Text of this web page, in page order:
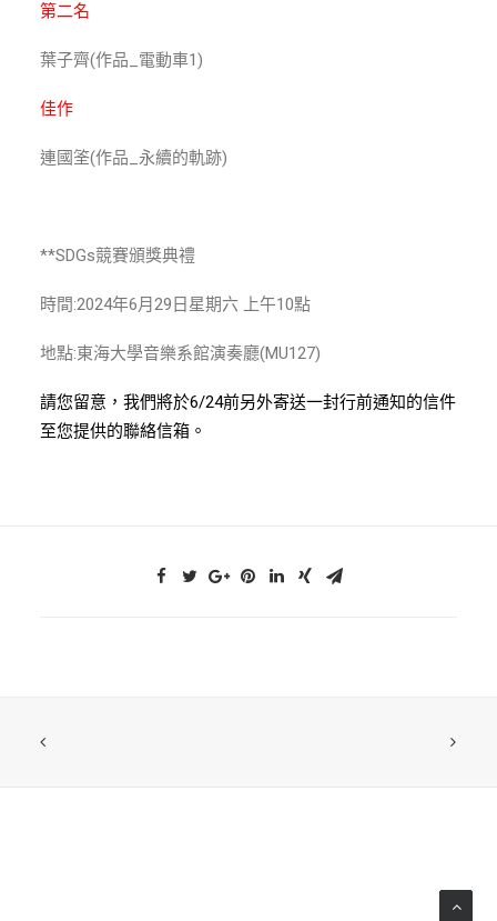
第二名
葉子齊(作品_電動車1)
佳作
連國筌(作品_永續的軌跡)
**SDGs競賽頒獎典禮
時間:2024年6月29日星期六 上午10點
地點:東海大學音樂系館演奏廳(MU127)
請您留意，我們將於6/24前另外寄送一封行前通知的信件
至您提供的聯絡信箱。